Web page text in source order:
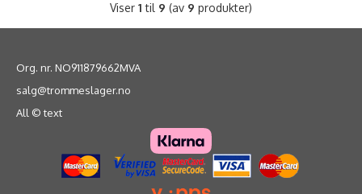
Viser 1 til 9 (av 9 produkter)
Org. nr. NO911879662MVA
salg@trommeslager.no
All © text